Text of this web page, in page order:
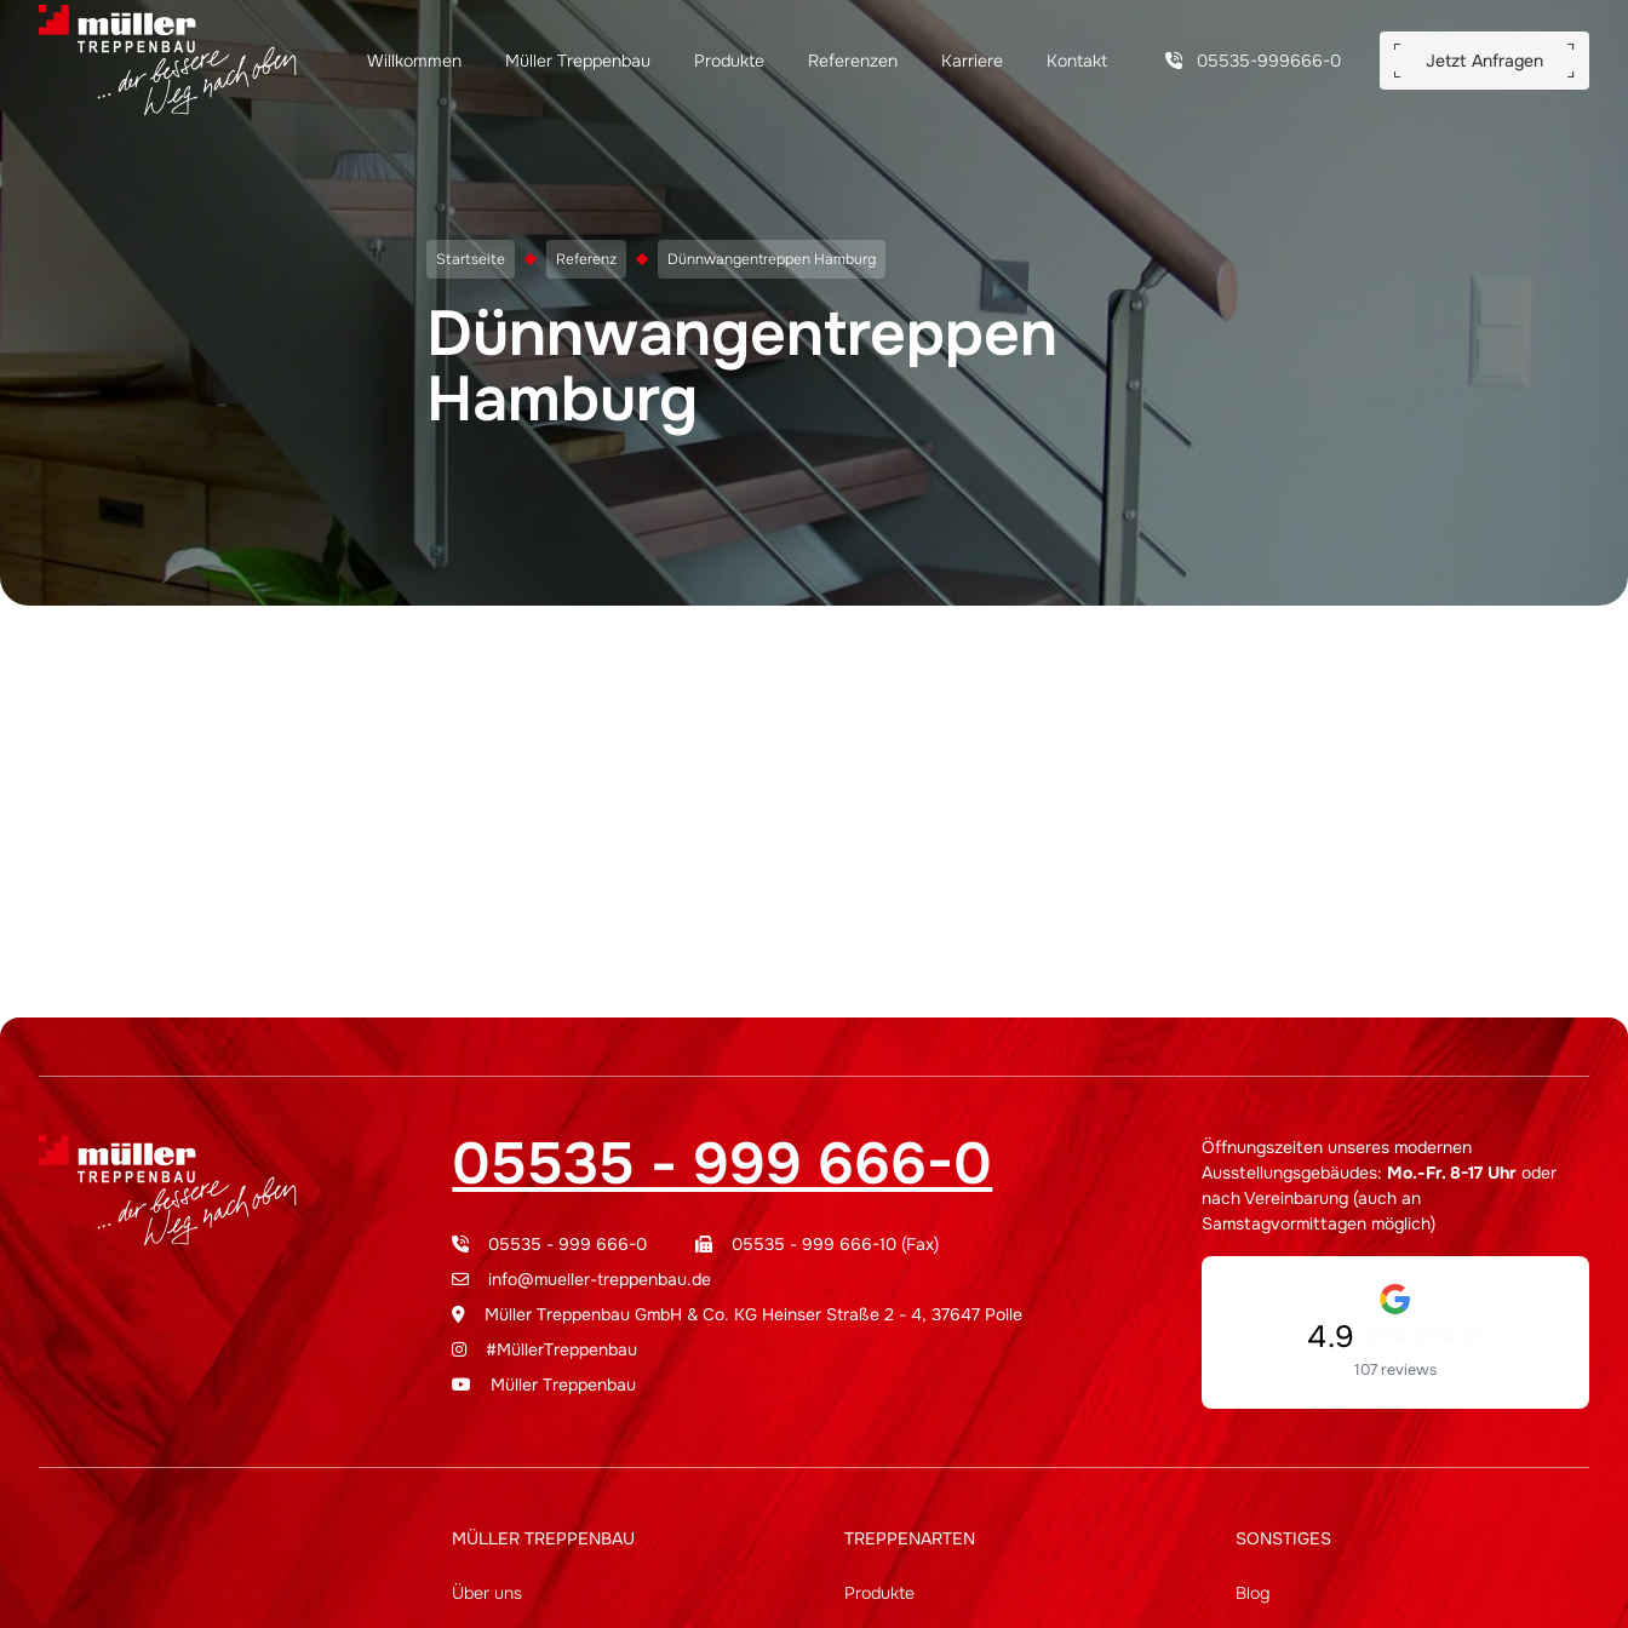
Skip to content
Willkommen Müller Treppenbau Produkte Referenzen Karriere Kontakt 05535-999666-0 Jetzt Anfragen
Startseite Referenz Dünnwangentreppen Hamburg
Dünnwangentreppen
Hamburg
05535 - 999 666-0
05535 - 999 666-0
05535 - 999 666-10 (Fax)
info@mueller-treppenbau.de
Müller Treppenbau GmbH & Co. KG Heinser Straße 2 - 4, 37647 Polle
#MüllerTreppenbau
Müller Treppenbau
Öffnungszeiten unseres modernen
Ausstellungsgebäudes:Mo.-Fr. 8-17 Uhroder
nach Vereinbarung (auch an
Samstagvormittagen möglich)
4.9
107 reviews
MÜLLER TREPPENBAU
Über uns
TREPPENARTEN
Produkte
SONSTIGES
Blog